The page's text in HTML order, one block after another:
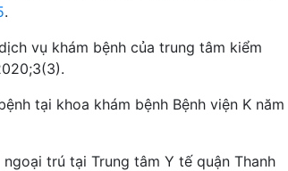
.
vụ khám bệnh của trung tâm kiểm
tại khoa khám bệnh Bệnh viện K năm
trú tại Trung tâm Y tế quận Thanh